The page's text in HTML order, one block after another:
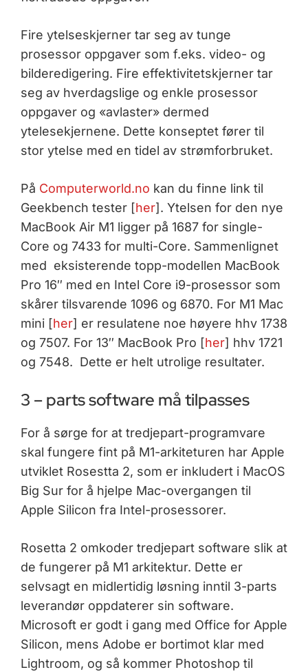
Fire ytelseskjerner tar seg av tunge
prosessor oppgaver som f.eks. video- og
bilderedigering. Fire effek­tivitetskjerner tar
seg av hverdagslige og enkle prosessor
oppgaver og «avlaster» dermed
ytelesekjernene. Dette konseptet fører til
stor ytelse med en tidel av strømforbruket.
På Computerworld.no kan du finne link til
Geekbench tester [her]. Ytelsen for den nye
MacBook Air M1 ligger på 1687 for single-
Core og 7433 for multi-Core. Sammenlignet
med eksisterende topp-modellen MacBook
Pro 16″ med en Intel Core i9-prosessor som
skårer tilsvarende 1096 og 6870. For M1 Mac
mini [her] er resulatene noe høyere hhv 1738
og 7507. For 13″ MacBook Pro [her] hhv 1721
og 7548. Dette er helt utrolige resultater.
3 – parts software må tilpasses
For å sørge for at tredjepart-programvare
skal fungere fint på M1-arkiteturen har Apple
utviklet Rosestta 2, som er inkludert i MacOS
Big Sur for å hjelpe Mac-overgangen til
Apple Silicon fra Intel-prosessorer.
Rosetta 2 omkoder tredjepart software slik at
de fungerer på M1 arkitektur. Dette er
selvsagt en midlertidig løsning inntil 3-parts
leverandør oppdaterer sin software.
Microsoft er godt i gang med Office for Apple
Silicon, mens Adobe er bortimot klar med
Lightroom, og så kommer Photoshop til